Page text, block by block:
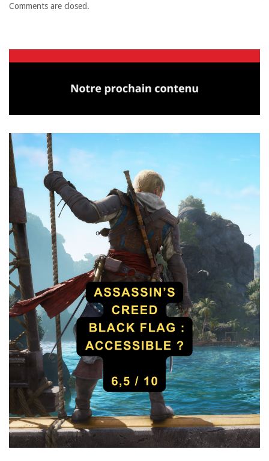
Comments are closed.